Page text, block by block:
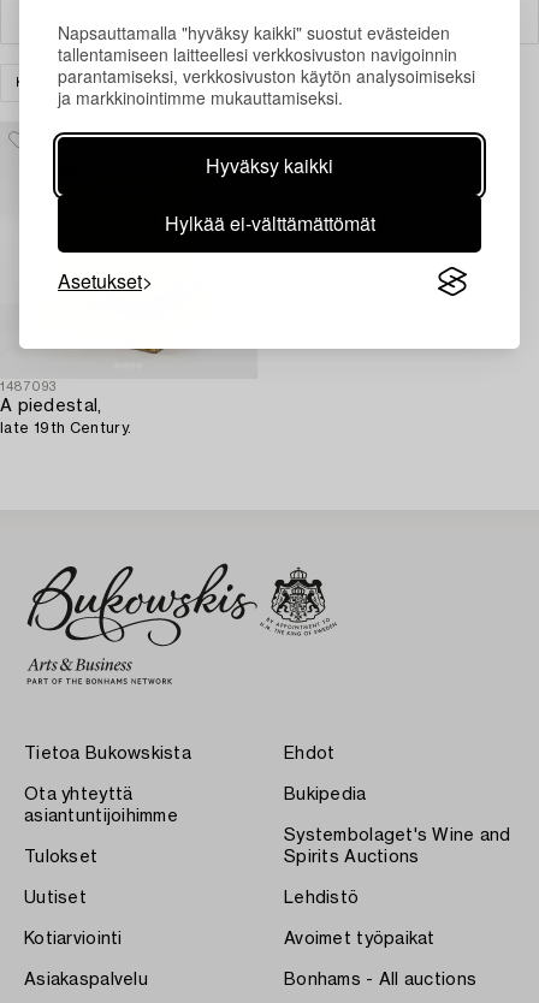
Napsauttamalla "hyväksy kaikki" suostut evästeiden
tallentamiseen laitteellesi verkkosivuston navigoinnin
parantamiseksi, verkkosivuston käytön analysoimiseksi
ja markkinointimme mukauttamiseksi.
Hyväksy kaikki
Hylkää ei-välttämättömät
Asetukset
KALUSTEET MUUT TYHJENNÄ KAIKKI
1487093
A piedestal,
late 19th Century.
Tietoa Bukowskista
Ota yhteyttä
asiantuntijoihimme
Tulokset
Uutiset
Kotiarviointi
Asiakaspalvelu
Ehdot
Bukipedia
Systembolaget's Wine and
Spirits Auctions
Lehdistö
Avoimet työpaikat
Bonhams - All auctions